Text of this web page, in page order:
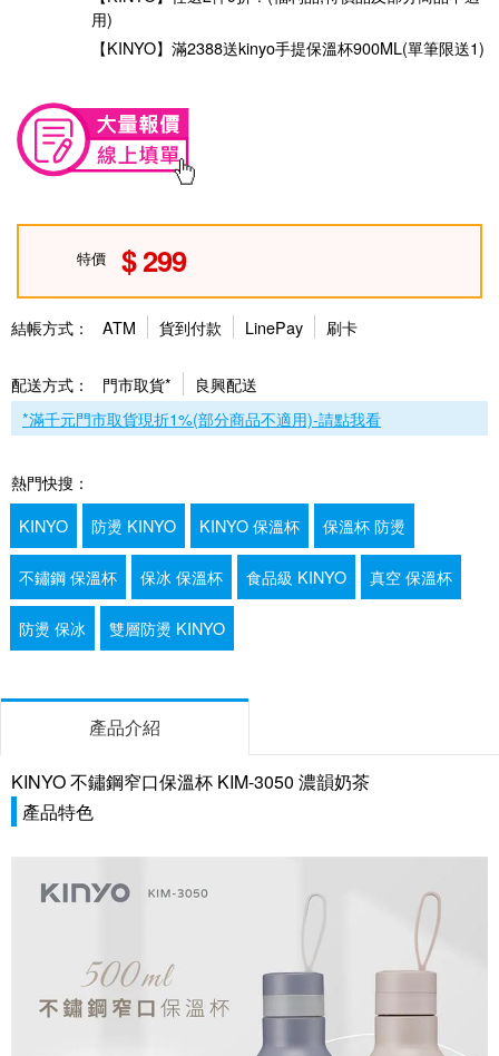
用)
【KINYO】滿2388送kinyo手提保溫杯900ML(單筆限送1)
特價 299
結帳方式： ATM 貨到付款 LinePay 刷卡
配送方式： 門市取貨*
良興配送
*滿千元門市取貨現折1%(部分商品不適用)-請點我看
熱門快搜：
KINYO
防燙 KINYO KINYO 保溫杯 保溫杯 防燙
不鏽鋼 保溫杯 保冰 保溫杯 食品級 KINYO 真空 保溫杯
防燙 保冰 雙層防燙 KINYO
產品介紹
KINYO 不鏽鋼窄口保溫杯 KIM-3050 濃韻奶茶
產品特色